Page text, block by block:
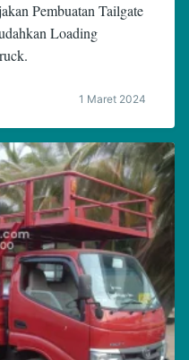
Pembuatan Tailgate
Loading
1 Maret 2024